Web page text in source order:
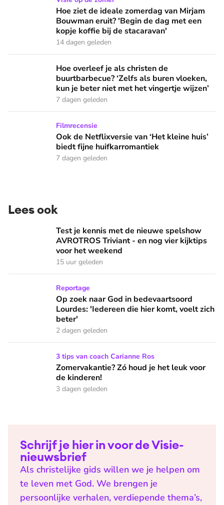
Hoe ziet de ideale zomerdag van Mirjam
Bouwman eruit? 'Begin de dag met een
kopje koffie bij de stacaravan'
14 dagen geleden
Hoe overleef je als christen de buurtbarbecue? ‘Zelfs als
Hoe overleef je als christen de
buurtbarbecue? ‘Zelfs als buren vloeken,
kun je beter niet met het vingertje wijzen’
7 dagen geleden
Ook de Netflixversie van ‘Het kleine huis’ biedt fijne
Filmrecensie
Ook de Netflixversie van ‘Het kleine huis’
biedt fijne huifkarromantiek
7 dagen geleden
Lees ook
Test je kennis met de nieuwe spelshow AVROTROS
Test je kennis met de nieuwe spelshow
AVROTROS Triviant - en nog vier kijktips
voor het weekend
15 uur geleden
Op zoek naar God in bedevaartsoord Lourdes: 'Iedereen
Reportage
Op zoek naar God in bedevaartsoord
Lourdes: 'Iedereen die hier komt, voelt zich
beter'
2 dagen geleden
Zomervakantie? Zó houd je het leuk voor de kinderen!
3 tips van coach Carianne Ros
Zomervakantie? Zó houd je het leuk voor
de kinderen!
3 dagen geleden
Schrijf je hier in voor de Visie-
nieuwsbrief
Als christelijke gids willen we je helpen om
te leven met God. We brengen je
persoonlijke verhalen, verdiepende thema’s,